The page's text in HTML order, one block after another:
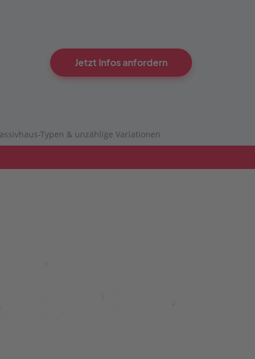
Jetzt Infos anfordern
Typen & unzählige Variationen